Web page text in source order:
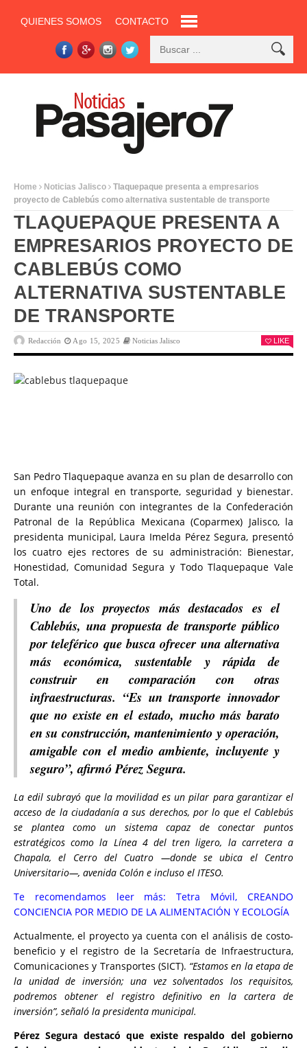
QUIENES SOMOS CONTACTO
Home Noticias Jalisco
Tlaquepaque presenta a empresarios
proyecto de Cablebús como alternativa sustentable de transporte
TLAQUEPAQUE PRESENTA A
EMPRESARIOS PROYECTO DE
CABLEBÚS COMO
ALTERNATIVA SUSTENTABLE
DE TRANSPORTE
Redacción Ago 15, 2025 Noticias Jalisco LIKE
San Pedro Tlaquepaque avanza en su plan de desarrollo con
un enfoque integral en transporte, seguridad y bienestar.
Durante una reunión con integrantes de la Confederación
Patronal de la República Mexicana (Coparmex) Jalisco, la
presidenta municipal, Laura Imelda Pérez Segura, presentó
los cuatro ejes rectores de su administración: Bienestar,
Honestidad, Comunidad Segura y Todo Tlaquepaque Vale
Total.
Uno de los proyectos más destacados es el
Cablebús, una propuesta de transporte público
por teleférico que busca ofrecer una alternativa
más económica, sustentable y rápida de
construir en comparación con otras
infraestructuras. “Es un transporte innovador
que no existe en el estado, mucho más barato
en su construcción, mantenimiento y operación,
amigable con el medio ambiente, incluyente y
seguro”, afirmó Pérez Segura.
La edil subrayó que la movilidad es un pilar para garantizar el
acceso de la ciudadanía a sus derechos, por lo que el Cablebús
se plantea como un sistema capaz de conectar puntos
estratégicos como la Línea 4 del tren ligero, la carretera a
Chapala, el Cerro del Cuatro —donde se ubica el Centro
Universitario—, avenida Colón e incluso el ITESO.
Te recomendamos leer más:Tetra Móvil, CREANDO
CONCIENCIA POR MEDIO DE LA ALIMENTACIÓN Y ECOLOGÍA
Actualmente, el proyecto ya cuenta con el análisis de costo-
beneficio y el registro de la Secretaría de Infraestructura,
Comunicaciones y Transportes (SICT). “Estamos en la etapa de
la unidad de inversión; una vez solventados los requisitos,
podremos obtener el registro definitivo en la cartera de
inversión”, señaló la presidenta municipal.
Pérez Segura destacó que existe respaldo del gobierno